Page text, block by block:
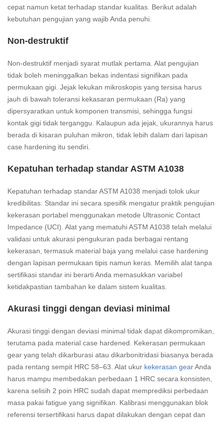
cepat namun ketat terhadap standar kualitas. Berikut adalah
kebutuhan pengujian yang wajib Anda penuhi.
Non‑destruktif
Non‑destruktif menjadi syarat mutlak pertama. Alat pengujian
tidak boleh meninggalkan bekas indentasi signifikan pada
permukaan gigi. Jejak lekukan mikroskopis yang tersisa harus
jauh di bawah toleransi kekasaran permukaan (Ra) yang
dipersyaratkan untuk komponen transmisi, sehingga fungsi
kontak gigi tidak terganggu. Kalaupun ada jejak, ukurannya harus
berada di kisaran puluhan mikron, tidak lebih dalam dari lapisan
case hardening itu sendiri.
Kepatuhan terhadap standar ASTM A1038
Kepatuhan terhadap standar ASTM A1038 menjadi tolok ukur
kredibilitas. Standar ini secara spesifik mengatur praktik pengujian
kekerasan portabel menggunakan metode Ultrasonic Contact
Impedance (UCI). Alat yang mematuhi ASTM A1038 telah melalui
validasi untuk akurasi pengukuran pada berbagai rentang
kekerasan, termasuk material baja yang melalui case hardening
dengan lapisan permukaan tipis namun keras. Memilih alat tanpa
sertifikasi standar ini berarti Anda memasukkan variabel
ketidakpastian tambahan ke dalam sistem kualitas.
Akurasi tinggi dengan deviasi minimal
Akurasi tinggi dengan deviasi minimal tidak dapat dikompromikan,
terutama pada material case hardened. Kekerasan permukaan
gear yang telah dikarburasi atau dikarbonitridasi biasanya berada
pada rentang sempit HRC 58–63. Alat ukur kekerasan gearAnda
harus mampu membedakan perbedaan 1 HRC secara konsisten,
karena selisih 2 poin HRC sudah dapat memprediksi perbedaan
masa pakai fatigue yang signifikan. Kalibrasi menggunakan blok
referensi tersertifikasi harus dapat dilakukan dengan cepat dan